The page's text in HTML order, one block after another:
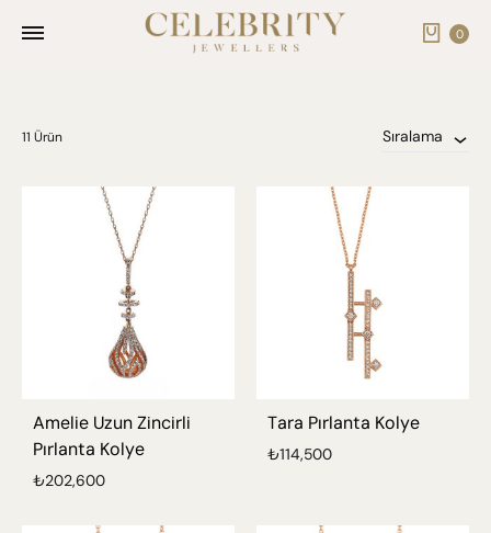
Cart
0
11 Ürün Sıralama
Amelie Uzun Zincirli
Pırlanta Kolye
₺202,600
Tara Pırlanta Kolye
₺114,500